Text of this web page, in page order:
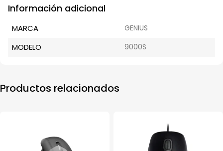
Información adicional
MARCA GENIUS
MODELO 9000S
Productos relacionados